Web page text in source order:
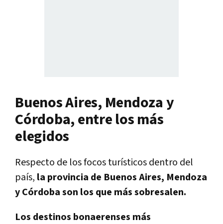
Buenos Aires, Mendoza y
Córdoba, entre los más
elegidos
Respecto de los focos turísticos dentro del
país, la provincia de Buenos Aires, Mendoza
y Córdoba son los que más sobresalen.
Los destinos bonaerenses más